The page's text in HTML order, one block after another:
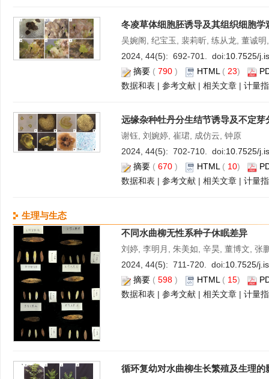
冬凌草体细胞胚诱导及其组织细胞学
吴婉阁, 纪宝玉, 裴莉昕, 练从龙, 董诚明
2024, 44(5): 692-701. doi:10.7525/
摘要 ( 790 ) HTML( 23)
数据和表 | 参考文献 | 相关文章 | 计量
远缘杂种牡丹分生结节诱导及不定芽
谢钰, 刘婉婷, 崔珺, 成仿云, 钟原
2024, 44(5): 702-710. doi:10.7525/
摘要 ( 670 ) HTML( 10)
数据和表 | 参考文献 | 相关文章 | 计量
生理与生态
不同水曲柳无性系种子休眠差异
刘婷, 李明月, 朱美如, 辛昊, 董博文, 张
2024, 44(5): 711-720. doi:10.7525/
摘要 ( 598 ) HTML( 15)
数据和表 | 参考文献 | 相关文章 | 计量
循环复幼对水曲柳生长繁殖及生理的